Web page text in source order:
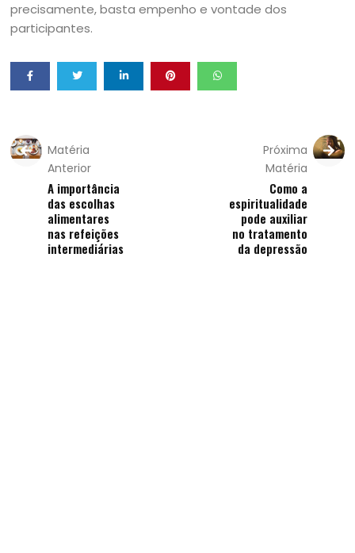
precisamente, basta empenho e vontade dos
participantes.
Matéria
Anterior
A importância
das escolhas
alimentares
nas refeições
intermediárias
Próxima
Matéria
Como a
espiritualidade
pode auxiliar
no tratamento
da depressão